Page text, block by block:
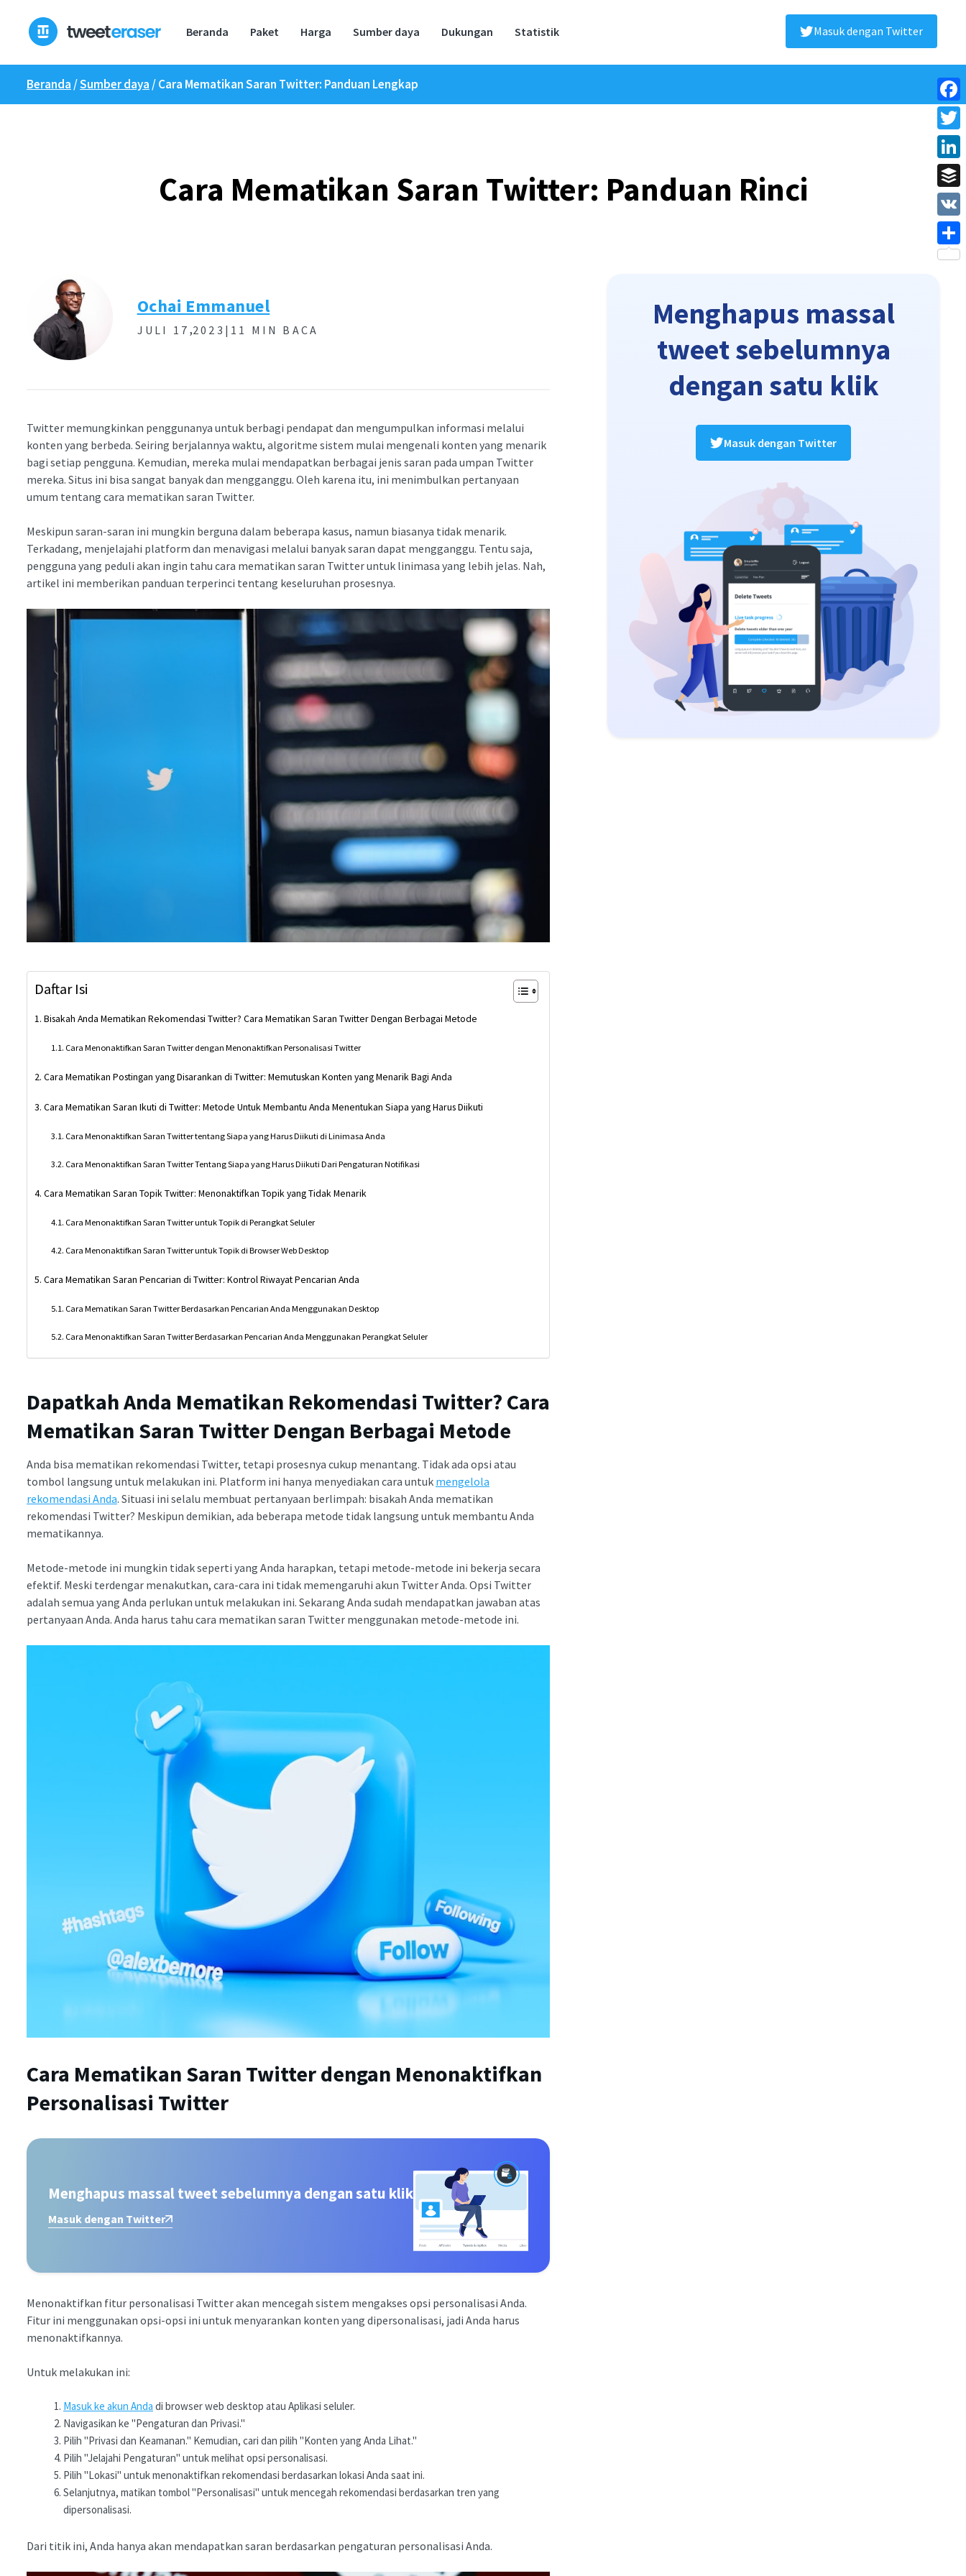
konten
Beranda Paket Harga Sumber daya Dukungan Statistik Masuk dengan Twitter
Beranda /Sumber daya /Cara Mematikan Saran Twitter: Panduan Lengkap
Cara Mematikan Saran Twitter: Panduan Rinci
Ochai Emmanuel
JULI 17 ,2023| 11 MIN BACA
Twitter memungkinkan penggunanya untuk berbagi pendapat dan mengumpulkan informasi melalui
konten yang berbeda. Seiring berjalannya waktu, algoritme sistem mulai mengenali konten yang menarik
bagi setiap pengguna. Kemudian, mereka mulai mendapatkan berbagai jenis saran pada umpan Twitter
mereka. Situs ini bisa sangat banyak dan mengganggu. Oleh karena itu, ini menimbulkan pertanyaan
umum tentang cara mematikan saran Twitter.
Meskipun saran-saran ini mungkin berguna dalam beberapa kasus, namun biasanya tidak menarik.
Terkadang, menjelajahi platform dan menavigasi melalui banyak saran dapat mengganggu. Tentu saja,
pengguna yang peduli akan ingin tahu cara mematikan saran Twitter untuk linimasa yang lebih jelas. Nah,
artikel ini memberikan panduan terperinci tentang keseluruhan prosesnya.
Daftar Isi
Bisakah Anda Mematikan Rekomendasi Twitter? Cara Mematikan Saran Twitter Dengan Berbagai Metode
Cara Menonaktifkan Saran Twitter dengan Menonaktifkan Personalisasi Twitter
Cara Mematikan Postingan yang Disarankan di Twitter: Memutuskan Konten yang Menarik Bagi Anda
Cara Mematikan Saran Ikuti di Twitter: Metode Untuk Membantu Anda Menentukan Siapa yang Harus Diikuti
Cara Menonaktifkan Saran Twitter tentang Siapa yang Harus Diikuti di Linimasa Anda
Cara Menonaktifkan Saran Twitter Tentang Siapa yang Harus Diikuti Dari Pengaturan Notifikasi
Cara Mematikan Saran Topik Twitter: Menonaktifkan Topik yang Tidak Menarik
Cara Menonaktifkan Saran Twitter untuk Topik di Perangkat Seluler
Cara Menonaktifkan Saran Twitter untuk Topik di Browser Web Desktop
Cara Mematikan Saran Pencarian di Twitter: Kontrol Riwayat Pencarian Anda
Cara Mematikan Saran Twitter Berdasarkan Pencarian Anda Menggunakan Desktop
Cara Menonaktifkan Saran Twitter Berdasarkan Pencarian Anda Menggunakan Perangkat Seluler
Dapatkah Anda Mematikan Rekomendasi Twitter? Cara
Mematikan Saran Twitter Dengan Berbagai Metode
Anda bisa mematikan rekomendasi Twitter, tetapi prosesnya cukup menantang. Tidak ada opsi atau
tombol langsung untuk melakukan ini. Platform ini hanya menyediakan cara untuk mengelola
rekomendasi Anda. Situasi ini selalu membuat pertanyaan berlimpah: bisakah Anda mematikan
rekomendasi Twitter? Meskipun demikian, ada beberapa metode tidak langsung untuk membantu Anda
mematikannya.
Metode-metode ini mungkin tidak seperti yang Anda harapkan, tetapi metode-metode ini bekerja secara
efektif. Meski terdengar menakutkan, cara-cara ini tidak memengaruhi akun Twitter Anda. Opsi Twitter
adalah semua yang Anda perlukan untuk melakukan ini. Sekarang Anda sudah mendapatkan jawaban atas
pertanyaan Anda. Anda harus tahu cara mematikan saran Twitter menggunakan metode-metode ini.
Cara Mematikan Saran Twitterdengan Menonaktifkan
Personalisasi Twitter
Menghapus massal tweet sebelumnya dengan satu klik
Masuk dengan Twitter
Menonaktifkan fitur personalisasi Twitter akan mencegah sistem mengakses opsi personalisasi Anda.
Fitur ini menggunakan opsi-opsi ini untuk menyarankan konten yang dipersonalisasi, jadi Anda harus
menonaktifkannya.
Untuk melakukan ini:
Masuk ke akun Anda di browser web desktop atau Aplikasi seluler.
Navigasikan ke "Pengaturan dan Privasi."
Pilih "Privasi dan Keamanan." Kemudian, cari dan pilih "Konten yang Anda Lihat."
Pilih "Jelajahi Pengaturan" untuk melihat opsi personalisasi.
Pilih "Lokasi" untuk menonaktifkan rekomendasi berdasarkan lokasi Anda saat ini.
Selanjutnya, matikan tombol "Personalisasi" untuk mencegah rekomendasi berdasarkan tren yang
dipersonalisasi.
Dari titik ini, Anda hanya akan mendapatkan saran berdasarkan pengaturan personalisasi Anda.
Menghapus massal
tweet sebelumnya
dengan satu klik
Masuk dengan Twitter
VK